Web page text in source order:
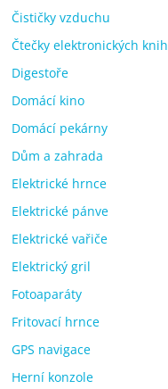
Čističky vzduchu
Čtečky elektronických knih
Digestoře
Domácí kino
Domácí pekárny
Dům a zahrada
Elektrické hrnce
Elektrické pánve
Elektrické vařiče
Elektrický gril
Fotoaparáty
Fritovací hrnce
GPS navigace
Herní konzole